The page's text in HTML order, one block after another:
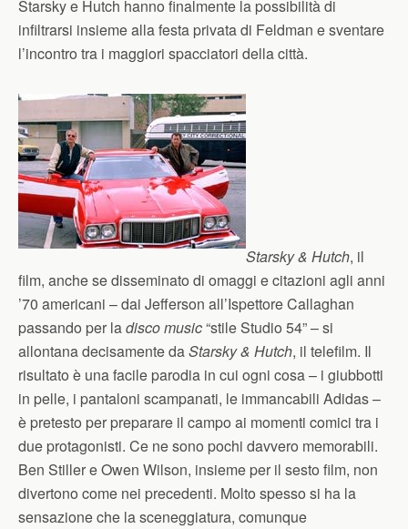
Starsky e Hutch hanno finalmente la possibilità di
infiltrarsi insieme alla festa privata di Feldman e sventare
l’incontro tra i maggiori spacciatori della città.
Starsky & Hutch, il
film, anche se disseminato di omaggi e citazioni agli anni
’70 americani – dai Jefferson all’Ispettore Callaghan
passando per ladisco music“stile Studio 54” – si
allontana decisamente daStarsky & Hutch, il telefilm. Il
risultato è una facile parodia in cui ogni cosa – i giubbotti
in pelle, i pantaloni scampanati, le immancabili Adidas –
è pretesto per preparare il campo ai momenti comici tra i
due protagonisti. Ce ne sono pochi davvero memorabili.
Ben Stiller e Owen Wilson, insieme per il sesto film, non
divertono come nei precedenti. Molto spesso si ha la
sensazione che la sceneggiatura, comunque